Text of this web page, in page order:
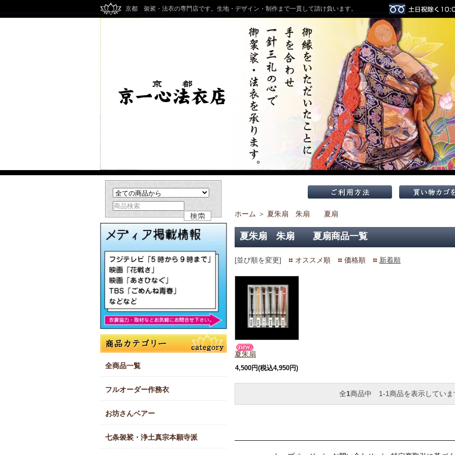
京都 袈裟・法衣の専門店です。生地・デザイン・制作まで一貫して請け負います。
全商品一覧
フルオーダー作務衣
お坊さんベアー
七条袈裟・浄土真宗本願寺派
ホーム ＞ 夏朱扇 朱扇 夏扇
夏朱扇 朱扇 夏扇商品一覧
[並び順を変更] オススメ順 価格順 新着順
夏朱扇
4,500円(税込4,950円)
全1商品中 1-1商品を表示していま